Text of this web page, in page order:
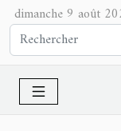
dimanche 9 août